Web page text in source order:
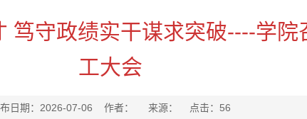
笃守政绩实干谋求突破----学院
工大会
布日期：2026-07-06 作者： 来源： 点击： 56